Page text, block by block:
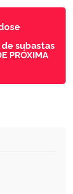
subastas
PRÓXIMA